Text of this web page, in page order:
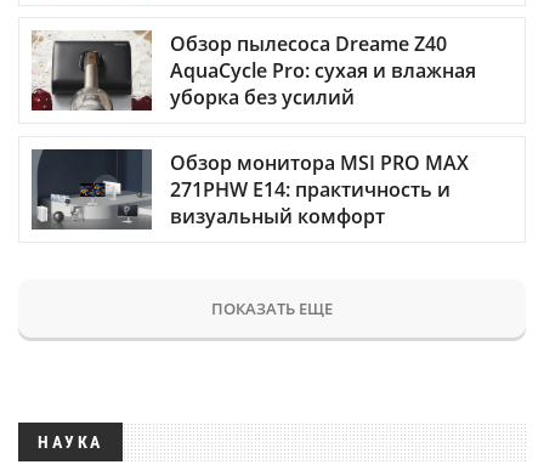
Обзор пылесоса Dreame Z40
AquaCycle Pro: сухая и влажная
уборка без усилий
Обзор монитора MSI PRO MAX
271PHW E14: практичность и
визуальный комфорт
ПОКАЗАТЬ ЕЩЕ
НАУКА